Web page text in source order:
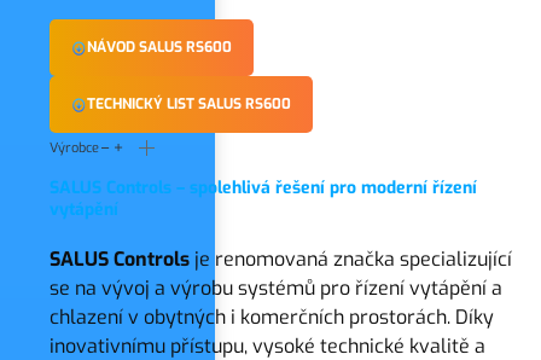
NÁVOD SALUS RS600
TECHNICKÝ LIST SALUS RS600
Výrobce
SALUS Controls – spolehlivá řešení pro moderní řízení
vytápění
SALUS Controls je renomovaná značka specializující
se na vývoj a výrobu systémů pro řízení vytápění a
chlazení v obytných i komerčních prostorách. Díky
inovativnímu přístupu, vysoké technické kvalitě a